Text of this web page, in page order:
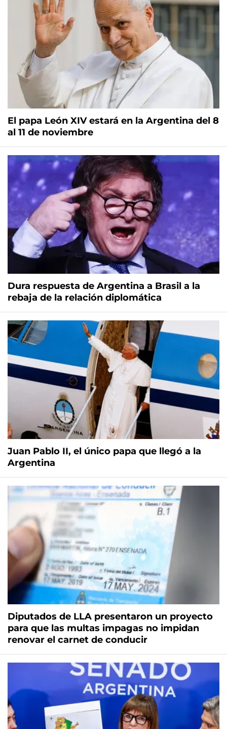
El papa León XIV estará en la Argentina del 8
al 11 de noviembre
Dura respuesta de Argentina a Brasil a la
rebaja de la relación diplomática
Juan Pablo II, el único papa que llegó a la
Argentina
Diputados de LLA presentaron un proyecto
para que las multas impagas no impidan
renovar el carnet de conducir